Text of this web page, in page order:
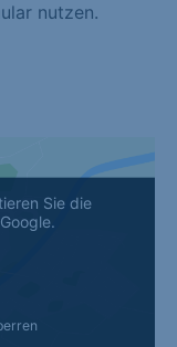
nutzen.
Sie die